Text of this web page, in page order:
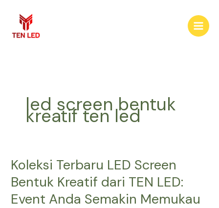
content
led screen bentuk
kreatif ten led
Koleksi Terbaru LED Screen
Bentuk Kreatif dari TEN LED:
Event Anda Semakin Memukau
Koleksi
LED
Screen